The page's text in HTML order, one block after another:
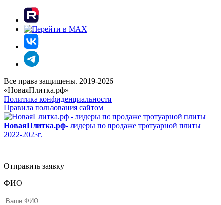
Все права защищены. 2019-2026
«НоваяПлитка.рф»
Политика конфиденциальности
Правила пользования сайтом
НоваяПлитка.рф- лидеры по продаже тротуарной плиты
2022-2023г.
Отправить заявку
ФИО